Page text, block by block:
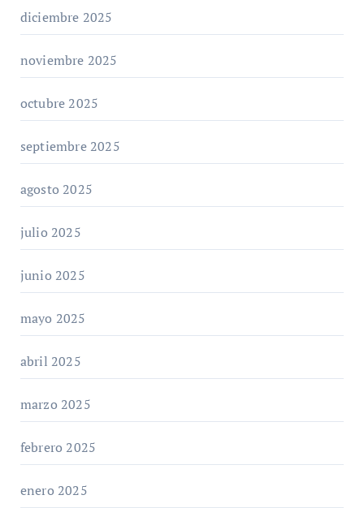
diciembre 2025
noviembre 2025
octubre 2025
septiembre 2025
agosto 2025
julio 2025
junio 2025
mayo 2025
abril 2025
marzo 2025
febrero 2025
enero 2025